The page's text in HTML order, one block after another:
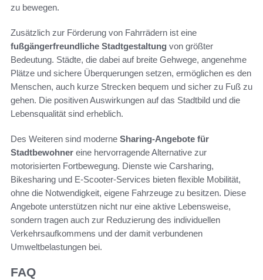
zu bewegen.
Zusätzlich zur Förderung von Fahrrädern ist eine
fußgängerfreundliche Stadtgestaltung von größter
Bedeutung. Städte, die dabei auf breite Gehwege, angenehme
Plätze und sichere Überquerungen setzen, ermöglichen es den
Menschen, auch kurze Strecken bequem und sicher zu Fuß zu
gehen. Die positiven Auswirkungen auf das Stadtbild und die
Lebensqualität sind erheblich.
Des Weiteren sind moderne Sharing-Angebote für
Stadtbewohner eine hervorragende Alternative zur
motorisierten Fortbewegung. Dienste wie Carsharing,
Bikesharing und E-Scooter-Services bieten flexible Mobilität,
ohne die Notwendigkeit, eigene Fahrzeuge zu besitzen. Diese
Angebote unterstützen nicht nur eine aktive Lebensweise,
sondern tragen auch zur Reduzierung des individuellen
Verkehrsaufkommens und der damit verbundenen
Umweltbelastungen bei.
FAQ